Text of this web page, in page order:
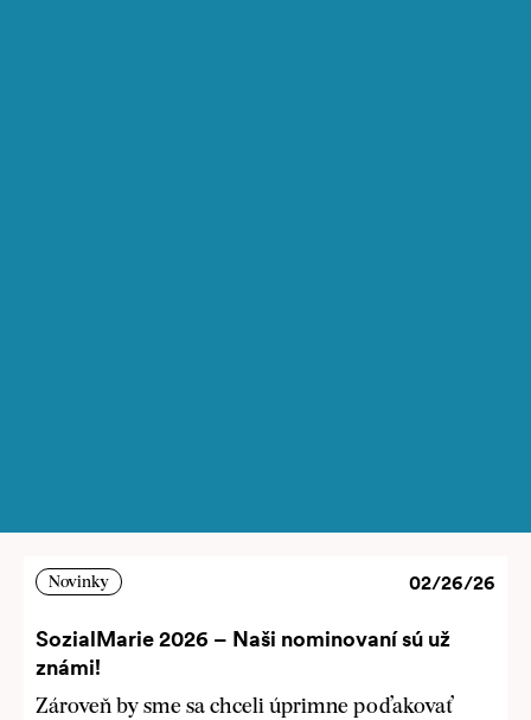
Novinky 02/26/26
SozialMarie 2026 – Naši nominovaní sú už
známi!
Zároveň by sme sa chceli úprimne poďakovať